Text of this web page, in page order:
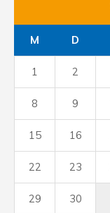
M D
1 2
8 9
15 16
22 23
29 30